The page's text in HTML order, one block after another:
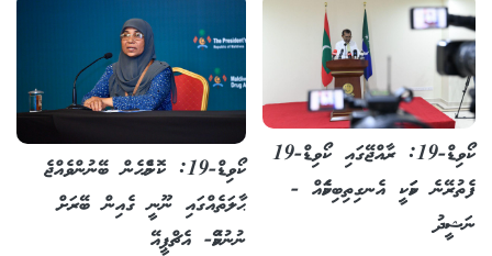
ކޯވިޑް-19: ރާއްޖޭގައި ކޯވިޑް-19
ފެތުރޭނެ ކަމަކީ އެނގިތިބިކަމެއް -
ނަޝީދު
ކޯވިޑް-19: ކޮންމެހެން ބޭނުންވެއްޖެ
ޙާލަތެއްގައި ނޫނީ ގެއިން ބޭރަށް
ނުނުކުމޭ- އެޗްޕީއޭ